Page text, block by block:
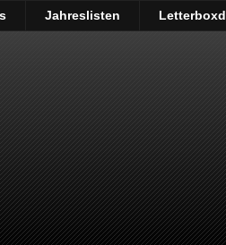
Jahreslisten Letterboxd